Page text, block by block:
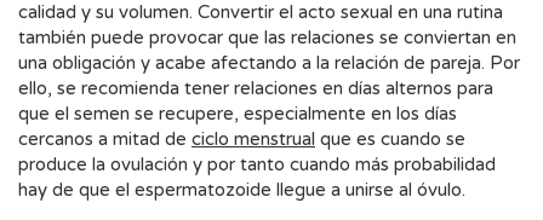
calidad y su volumen. Convertir el acto sexual en una rutina
también puede provocar que las relaciones se conviertan en
una obligación y acabe afectando a la relación de pareja. Por
ello, se recomienda tener relaciones en días alternos para
que el semen se recupere, especialmente en los días
cercanos a mitad de ciclo menstrual que es cuando se
produce la ovulación y por tanto cuando más probabilidad
hay de que el espermatozoide llegue a unirse al óvulo.